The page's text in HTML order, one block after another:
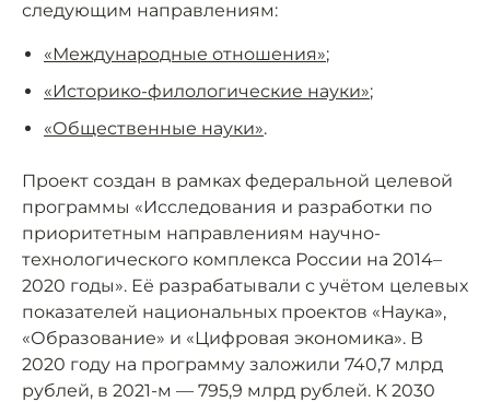
следующим направлениям:
«Международные отношения»;
«Историко-филологические науки»;
«Общественные науки».
Проект создан в рамках федеральной целевой
программы «Исследования и разработки по
приоритетным направлениям научно-
технологического комплекса России на 2014–
2020 годы». Её разрабатывали с учётом целевых
показателей национальных проектов «Наука»,
«Образование» и «Цифровая экономика». В
2020 году на программу заложили 740,7 млрд
рублей, в 2021-м — 795,9 млрд рублей. К 2030